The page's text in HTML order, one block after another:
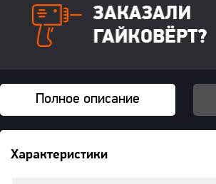
Полное описание
Характеристики